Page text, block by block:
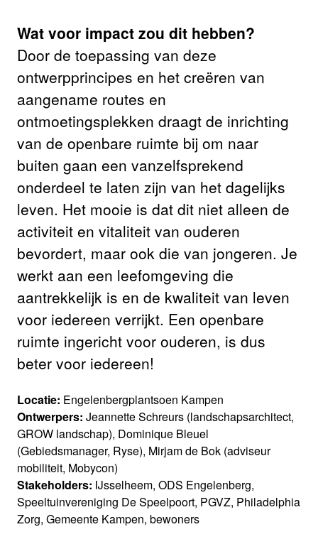
Wat voor impact zou dit hebben?
Door de toepassing van deze
ontwerpprincipes en het creëren van
aangename routes en
ontmoetingsplekken draagt de inrichting
van de openbare ruimte bij om naar
buiten gaan een vanzelfsprekend
onderdeel te laten zijn van het dagelijks
leven. Het mooie is dat dit niet alleen de
activiteit en vitaliteit van ouderen
bevordert, maar ook die van jongeren. Je
werkt aan een leefomgeving die
aantrekkelijk is en de kwaliteit van leven
voor iedereen verrijkt. Een openbare
ruimte ingericht voor ouderen, is dus
beter voor iedereen!
Locatie: Engelenbergplantsoen Kampen
Ontwerpers: Jeannette Schreurs (landschapsarchitect,
GROW landschap), Dominique Bleuel
(Gebiedsmanager, Ryse), Mirjam de Bok (adviseur
mobiliteit, Mobycon)
Stakeholders: IJsselheem, ODS Engelenberg,
Speeltuinvereniging De Speelpoort, PGVZ, Philadelphia
Zorg, Gemeente Kampen, bewoners